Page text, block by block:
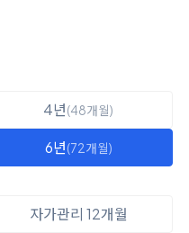
4년(48개월)
6년(72개월)
자가관리 12개월